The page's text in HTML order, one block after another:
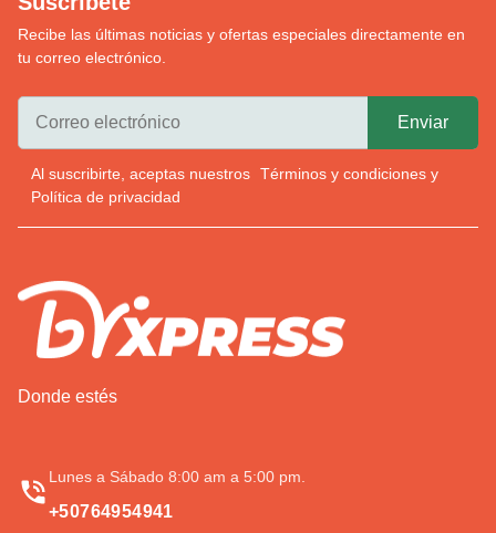
Recibe las últimas noticias y ofertas especiales directamente en
tu correo electrónico.
Al suscribirte, aceptas nuestros Términos y condiciones y
Política de privacidad
Donde estés
Lunes a Sábado 8:00 am a 5:00 pm.
+50764954941